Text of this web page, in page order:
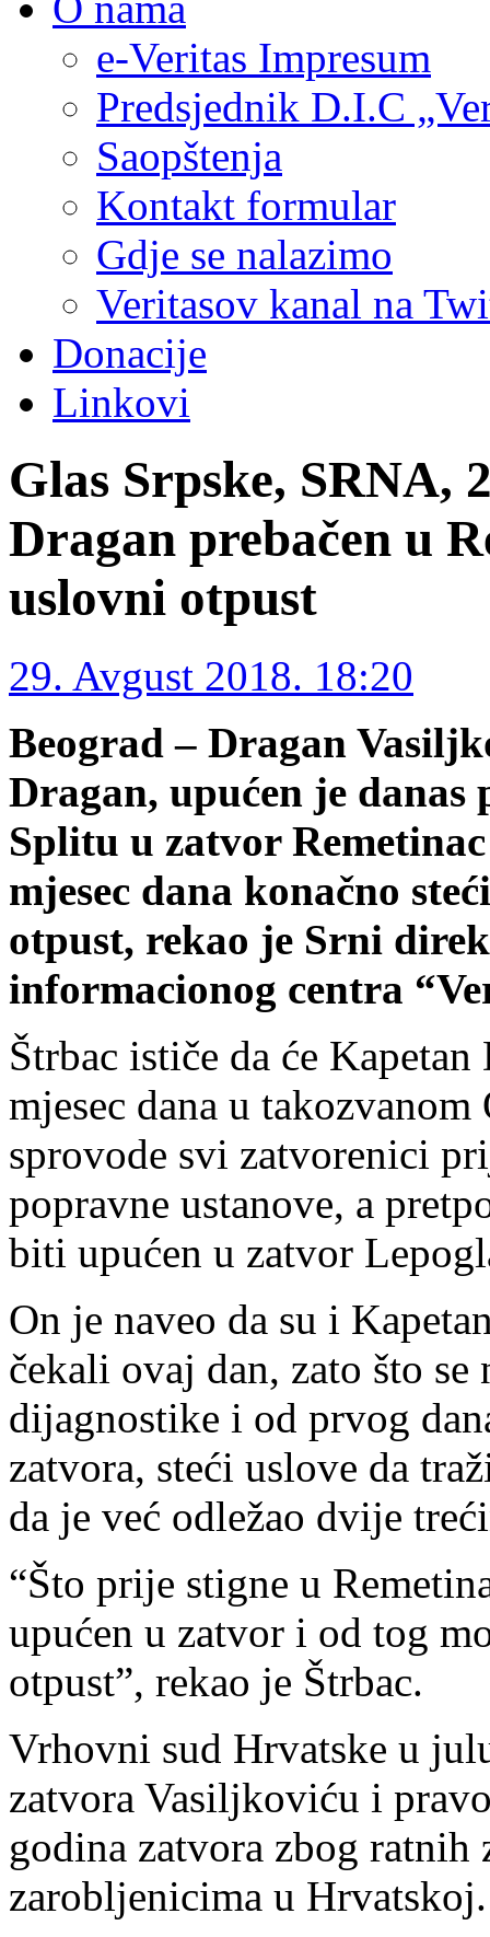
e-Veritas Impresum
Predsjednik D.I.C
Saopštenja
Kontakt formular
Gdje se nalazimo
Veritasov kanal na
Donacije
Linkovi
Glas Srpske, SRNA,
Dragan prebačen u
uslovni otpust
29. Avgust 2018. 18:20
Beograd – Dragan
Dragan, upućen je danas
Splitu u zatvor
mjesec dana konačno
otpust, rekao je Srni
informacionog centra
Štrbac ističe da će
mjesec dana u
sprovode svi zatvorenici
popravne ustanove, a
biti upućen u zatvor
On je naveo da su i
čekali ovaj dan, zato što
dijagnostike i od prvog
zatvora, steći uslove da
da je već odležao dvije
“Što prije stigne u
upućen u zatvor i od tog
otpust”, rekao je Štrbac.
Vrhovni sud Hrvatske u
zatvora Vasiljkoviću i
godina zatvora zbog
zarobljenicima u Hrvatskoj.